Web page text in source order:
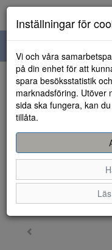
navigation
HEM
Inställningar för
Vi och våra
på din enhet för att
spara besöksstatistik
marknadsföring. Utöver
sida ska fungera, kan
tillåta.